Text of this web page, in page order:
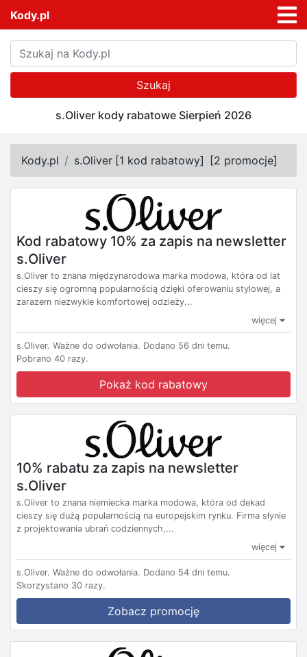
Kody.pl
Szukaj
s.Oliver kody rabatowe Sierpień 2026
Kody.pl s.Oliver [1 kod rabatowy] [2 promocje]
Kod rabatowy 10% za zapis na newsletter
s.Oliver
s.Oliver to znana międzynarodowa marka modowa, która od lat
cieszy się ogromną popularnością dzięki oferowaniu stylowej, a
zarazem niezwykle komfortowej odzieży...
więcej
s.Oliver. Ważne do odwołania. Dodano 56 dni temu.
Pobrano 40 razy.
Pokaż kod rabatowy
10% rabatu za zapis na newsletter
s.Oliver
s.Oliver to znana niemiecka marka modowa, która od dekad
cieszy się dużą popularnością na europejskim rynku. Firma słynie
z projektowania ubrań codziennych,...
więcej
s.Oliver. Ważne do odwołania. Dodano 54 dni temu.
Skorzystano 30 razy.
Zobacz promocję